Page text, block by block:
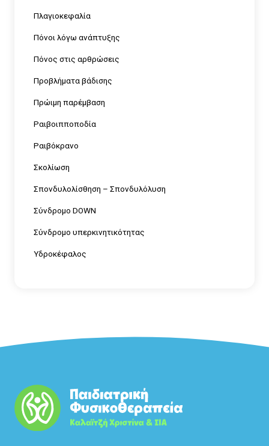
Πλαγιοκεφαλία
Πόνοι λόγω ανάπτυξης
Πόνος στις αρθρώσεις
Προβλήματα βάδισης
Πρώιμη παρέμβαση
Ραιβοιπποποδία
Ραιβόκρανο
Σκολίωση
Σπονδυλολίσθηση – Σπονδυλόλυση
Σύνδρομο DOWN
Σύνδρομο υπερκινητικότητας
Υδροκέφαλος